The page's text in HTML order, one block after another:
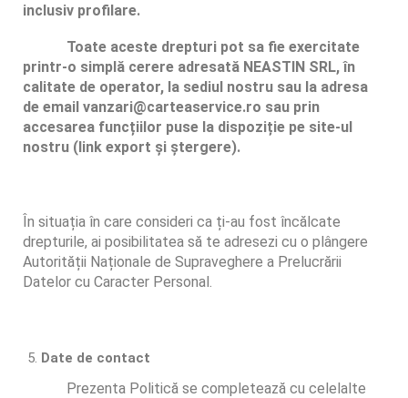
inclusiv profilare.
Toate aceste drepturi pot sa fie exercitate
printr-o simplă cerere adresată NEASTIN SRL, în
calitate de operator, la sediul nostru sau la adresa
de email vanzari@carteaservice.ro sau prin
accesarea funcțiilor puse la dispoziție pe site-ul
nostru (link export și ștergere).
În situația în care consideri ca ți-au fost încălcate
drepturile, ai posibilitatea să te adresezi cu o plângere
Autorității Naționale de Supraveghere a Prelucrării
Datelor cu Caracter Personal.
Date de contact
Prezenta Politică se completează cu celelalte